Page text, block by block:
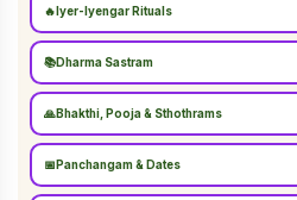
🔥 Iyer-Iyengar Rituals
📚Dharma Sastram
🙏Bhakthi, Pooja & Sthothrams
📅 Panchangam & Dates